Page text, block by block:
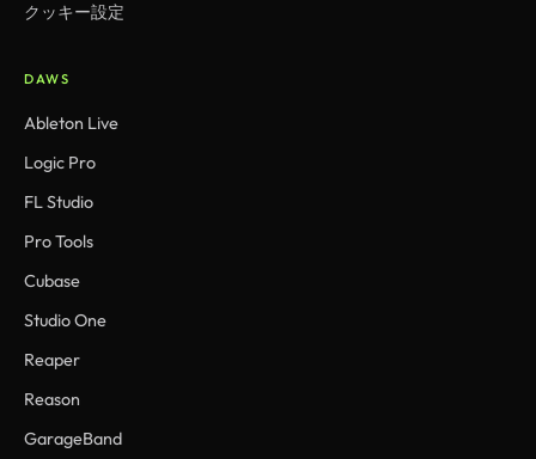
クッキー設定
DAWS
Ableton Live
Logic Pro
FL Studio
Pro Tools
Cubase
Studio One
Reaper
Reason
GarageBand